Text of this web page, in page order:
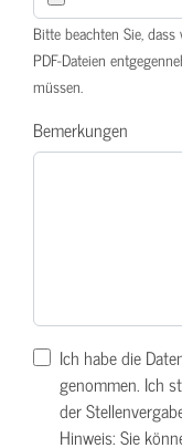
Bitte beachten Sie,
PDF-Dateien
müssen.
Bemerkungen
Ich habe die
genommen. Ich
der
Hinweis: Sie